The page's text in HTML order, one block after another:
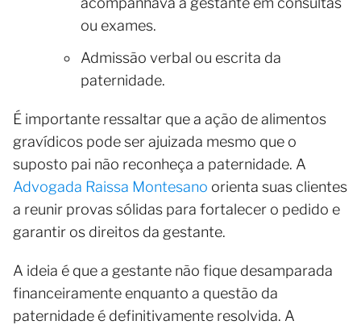
ou exames.
Admissão verbal ou escrita da
paternidade.
É importante ressaltar que a ação de alimentos
gravídicos pode ser ajuizada mesmo que o
suposto pai não reconheça a paternidade. A
Advogada Raissa Montesano orienta suas clientes
a reunir provas sólidas para fortalecer o pedido e
garantir os direitos da gestante.
A ideia é que a gestante não fique desamparada
financeiramente enquanto a questão da
paternidade é definitivamente resolvida. A